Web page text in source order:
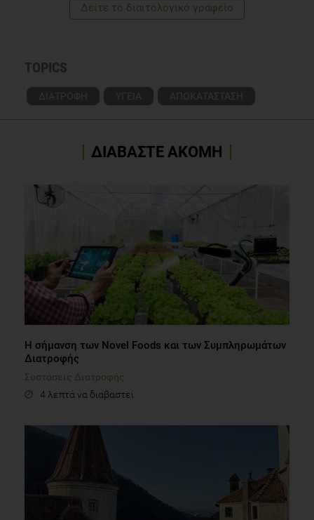
Δείτε το διαιτολογικό γραφείο
TOPICS
ΔΙΑΤΡΟΦΗ ΥΓΕΙΑ ΑΠΟΚΑΤΑΣΤΑΣΗ
ΔΙΑΒΑΣΤΕ ΑΚΟΜΗ
Η σήμανση των Novel Foods και των Συμπληρωμάτων
Διατροφής
Συστάσεις Διατροφής
4 λεπτά να διαβαστεί